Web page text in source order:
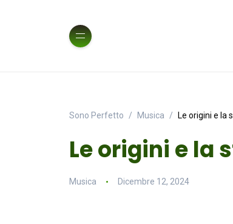
Sono Perfetto Musica Le origini e la
Le origini e la
Musica Dicembre 12, 2024